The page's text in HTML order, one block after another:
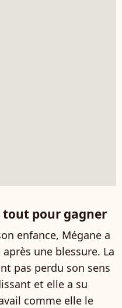
tout pour gagner
enfance, Mégane a
une blessure. La
pas perdu son sens
et elle a su
comme elle le